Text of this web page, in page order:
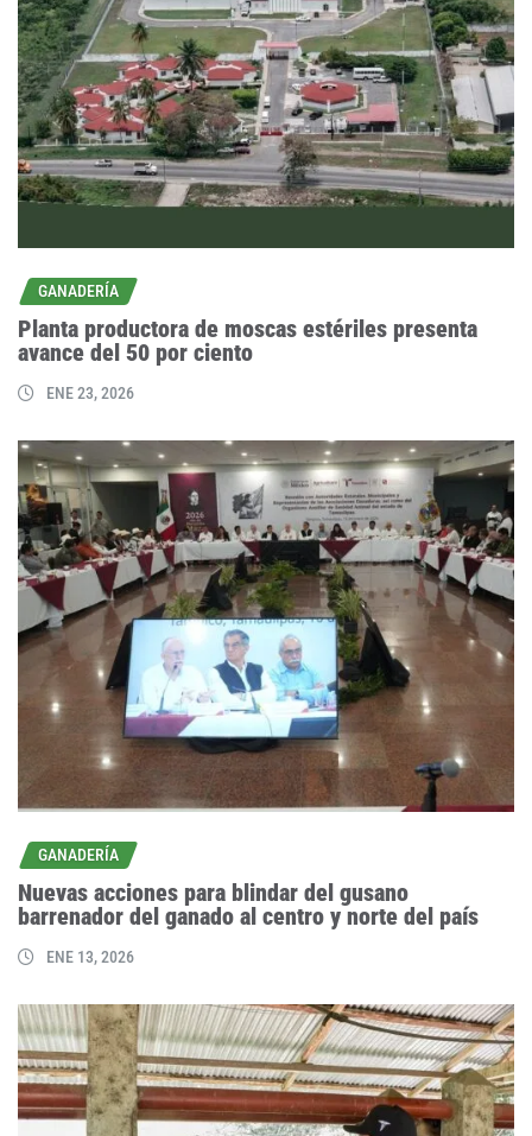
GANADERÍA
Planta productora de moscas estériles presenta
avance del 50 por ciento
ENE 23, 2026
GANADERÍA
Nuevas acciones para blindar del gusano
barrenador del ganado al centro y norte del país
ENE 13, 2026